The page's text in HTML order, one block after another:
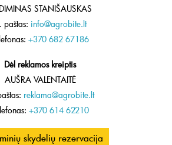
STANIŠAUSKAS
paštas: info@agrobite.lt
+370 682 67186
Dėl reklamos kreiptis
AUŠRA VALENTAITĖ
reklama@agrobite.lt
+370 614 62210
skydelių rezervacija